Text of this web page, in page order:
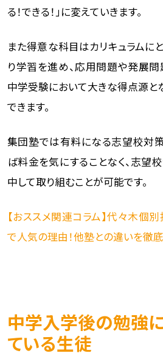
る！できる！」に変えていきます。
また得意な科目はカリキュラムに
り学習を進め、応用問題や発展問
中学受験において大きな得点源と
できます。
集団塾では有料になる志望校対
ば料金を気にすることなく、志望
中して取り組むことが可能です。
【おススメ関連コラム】代々木個
で人気の理由！他塾との違いを徹
中学入学後の勉強
ている生徒